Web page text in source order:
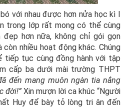
với nhau được hơn nửa học kì I
trong lớp rất mong có thể cùng
hơn nữa, không chỉ gói gọn
nhiều hoạt động khác. Chúng
tiếp tục cùng đồng hành với tập
cấp ba dưới mài trường THPT
đến mang muôn ngàn tia nắng
đời!” Xin mượn lời ca khúc “Người
Huy để bày tỏ lòng tri ân đến